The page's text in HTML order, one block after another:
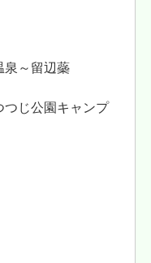
泉～留辺蘂
じ公園キャンプ